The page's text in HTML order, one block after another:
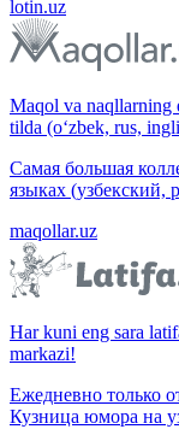
lotin.uz
Maqol va naqllarning
tilda (o‘zbek, rus,
Самая большая
языках (узбекский,
maqollar.uz
Har kuni eng sara
markazi!
Ежедневно только
Кузница юмора на